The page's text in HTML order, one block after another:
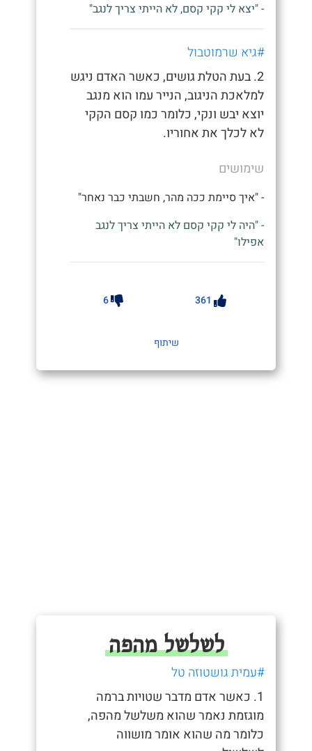
- "יצא לי קקי קסם, לא הייתי צריך לנגב"
#גיא שרמוטבול
2. בעת הטלת גושים, כאשר האדם ניגש
למלאכת הניגוב, הנייר עמו הוא מנגב
יוצא יבש ונקי, כלומר כמו קסם הקקי
לא לכלך את אחוריו.
שימושים
- "איך סיימת ככה מהר, חשבתי כבר נאחר"
- "היה לי קקי קסם לא הייתי צריך לנגב
אפילו"
361
6
שיתוף
לשלשל מהפה
#עמית גושטוזה טל
1. כאשר אדם מדבר שטויות ברמה
מוגזמת נאמר שהוא משלשל מהפה,
כלומר מה שהוא אומר מושווה